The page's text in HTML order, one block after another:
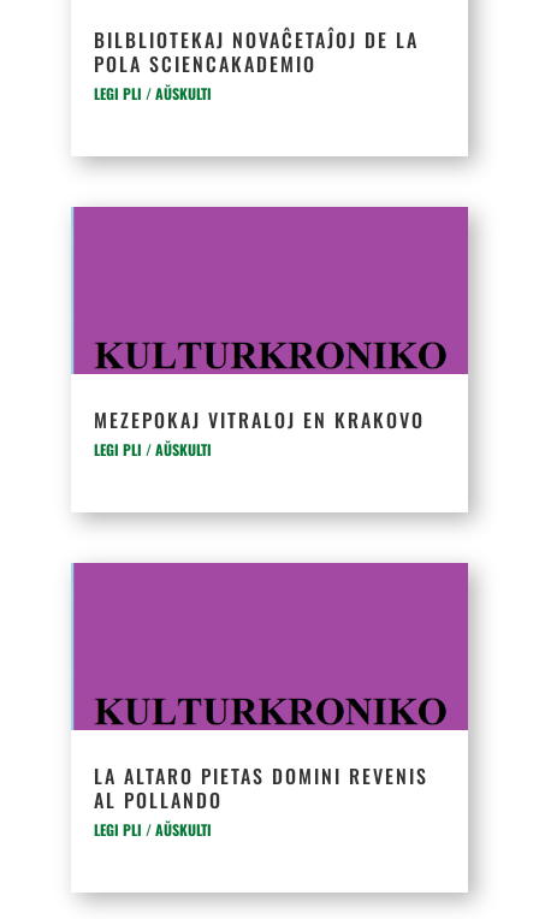
BILBLIOTEKAJ NOVAĈETAĴOJ DE LA
POLA SCIENCAKADEMIO
LEGI PLI / AŬSKULTI
MEZEPOKAJ VITRALOJ EN KRAKOVO
LEGI PLI / AŬSKULTI
LA ALTARO PIETAS DOMINI REVENIS
AL POLLANDO
LEGI PLI / AŬSKULTI